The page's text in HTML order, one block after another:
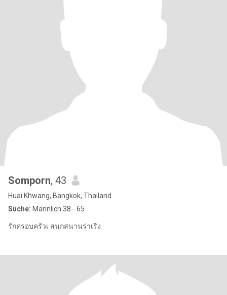
Somporn, 43
Huai Khwang, Bangkok, Thailand
Suche: Männlich 38 - 65
รักครอบครัวเ สนุกสนานร่าเริง